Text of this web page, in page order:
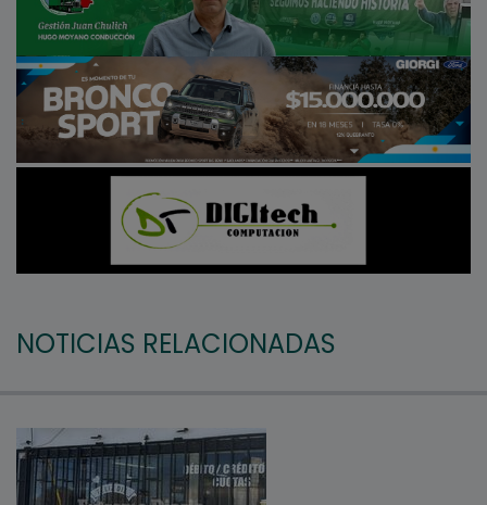
NOTICIAS RELACIONADAS